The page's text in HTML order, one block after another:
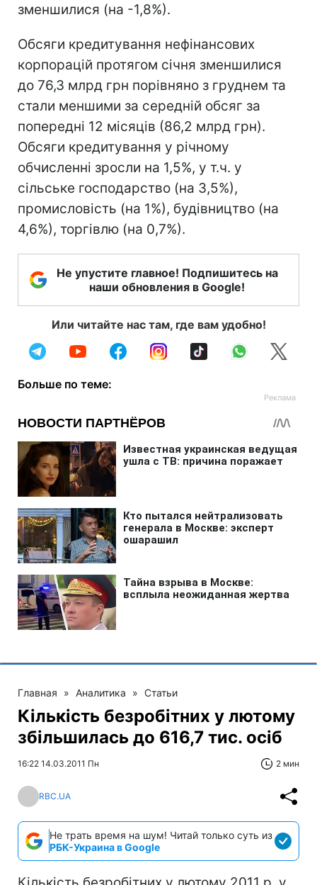
зменшилися (на -1,8%).
Обсяги кредитування нефінансових
корпорацій протягом січня зменшилися
до 76,3 млрд грн порівняно з груднем та
стали меншими за середній обсяг за
попередні 12 місяців (86,2 млрд грн).
Обсяги кредитування у річному
обчисленні зросли на 1,5%, у т.ч. у
сільське господарство (на 3,5%),
промисловість (на 1%), будівництво (на
4,6%), торгівлю (на 0,7%).
Не упустите главное! Подпишитесь на
наши обновления в Google!
Или читайте нас там, где вам удобно!
Больше по теме:
Главная » Аналитика » Статьи
Кількість безробітних у лютому
збільшилась до 616,7 тис. осіб
16:22 14.03.2011 Пн 2 мин
RBC.UA
Не трать время на шум! Читай только суть из
РБК-Украина в Google